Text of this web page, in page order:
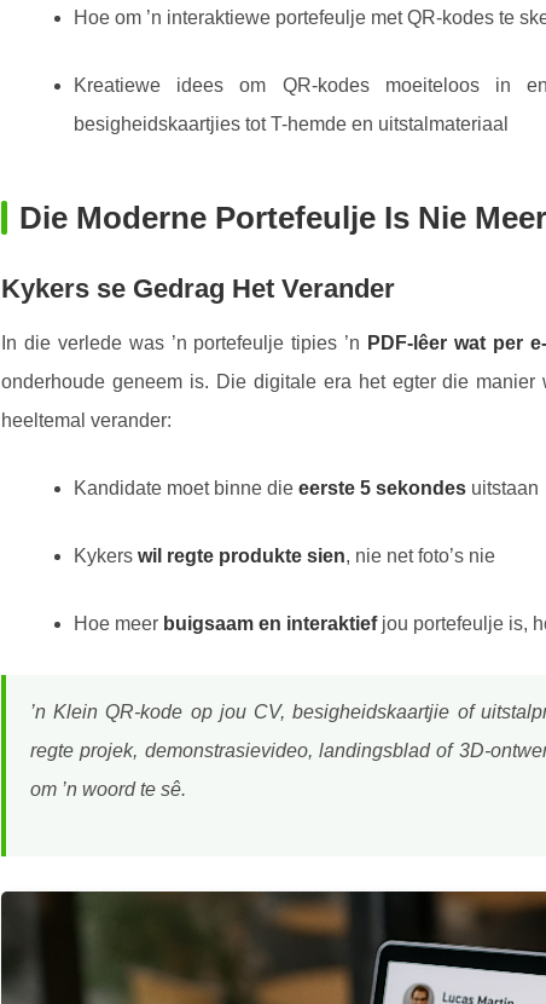
Hoe om ’n interaktiewe portefeulje met QR-kodes te
Kreatiewe idees om QR-kodes moeiteloos in
besigheidskaartjies tot T-hemde en uitstalmateriaal
Die Moderne Portefeulje Is Nie
Kykers se Gedrag Het Verander
In die verlede was ’n portefeulje tipies ’n PDF-lêer wat per
onderhoude geneem is. Die digitale era het egter die
heeltemal verander:
Kandidate moet binne die eerste 5 sekondes uitstaan
Kykers wil regte produkte sien, nie net foto’s nie
Hoe meer buigsaam en interaktiefjou portefeulje is,
’n Klein QR-kode op jou CV, besigheidskaartjie of
regte projek, demonstrasievideo, landingsblad of 3D-
om ’n woord te sê.